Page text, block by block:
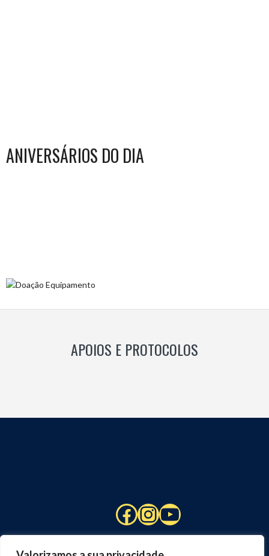
ANIVERSÁRIOS DO DIA
APOIOS E PROTOCOLOS
Facebook
Instagram
YouTube